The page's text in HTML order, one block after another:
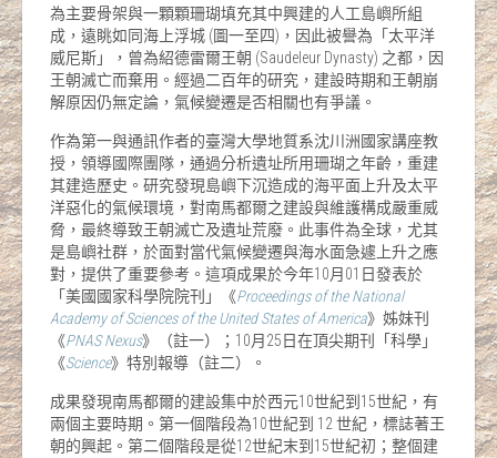
為主要骨架與一顆顆珊瑚填充其中興建的人工島嶼所組
成，遠眺如同海上浮城 (圖一至四)，因此被譽為「太平洋
威尼斯」，曾為紹德雷爾王朝 (Saudeleur Dynasty) 之都，因
王朝滅亡而棄用。經過二百年的研究，建設時期和王朝崩
解原因仍無定論，氣候變遷是否相關也有爭議。
作為第一與通訊作者的臺灣大學地質系沈川洲國家講座教
授，領導國際團隊，通過分析遺址所用珊瑚之年齡，重建
其建造歷史。研究發現島嶼下沉造成的海平面上升及太平
洋惡化的氣候環境，對南馬都爾之建設與維護構成嚴重威
脅，最終導致王朝滅亡及遺址荒廢。此事件為全球，尤其
是島嶼社群，於面對當代氣候變遷與海水面急遽上升之應
對，提供了重要參考。這項成果於今年10月01日發表於
「美國國家科學院院刊」《Proceedings of the National
Academy of Sciences of the United States of America》姊妹刊
《PNAS Nexus》（註一）；10月25日在頂尖期刊「科學」
《Science》特別報導（註二）。
成果發現南馬都爾的建設集中於西元10世紀到15世紀，有
兩個主要時期。第一個階段為10世紀到 12 世紀，標誌著王
朝的興起。第二個階段是從12世紀末到15世紀初；整個建